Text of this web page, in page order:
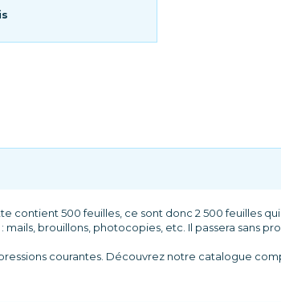
contient 500 feuilles, ce sont donc 2 500 feuilles
brouillons, photocopies, etc. Il passera sans
courantes. Découvrez notre catalogue